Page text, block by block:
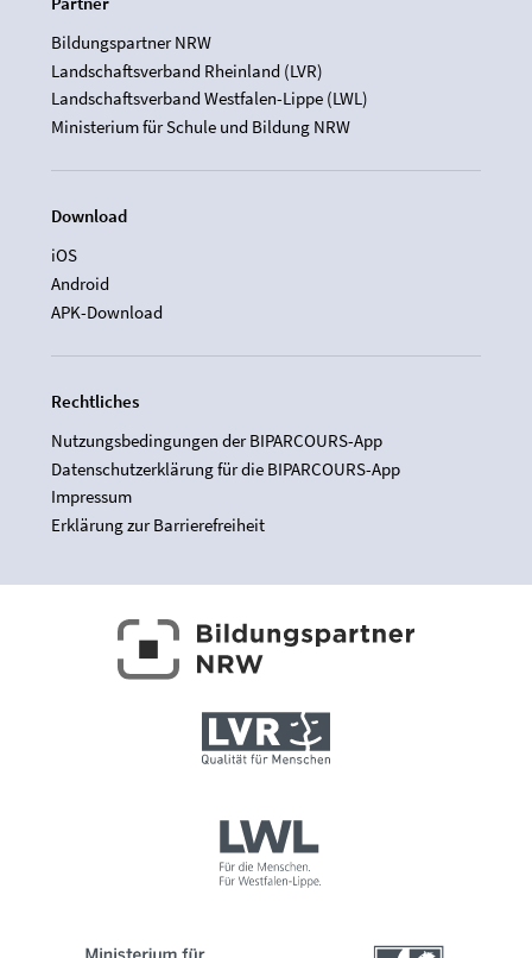
Bildungspartner NRW
Landschaftsverband Rheinland (LVR)
Landschaftsverband Westfalen-Lippe (LWL)
Ministerium für Schule und Bildung NRW
Download
iOS
Android
APK-Download
Rechtliches
Nutzungsbedingungen der BIPARCOURS-App
Datenschutzerklärung für die BIPARCOURS-App
Impressum
Erklärung zur Barrierefreiheit